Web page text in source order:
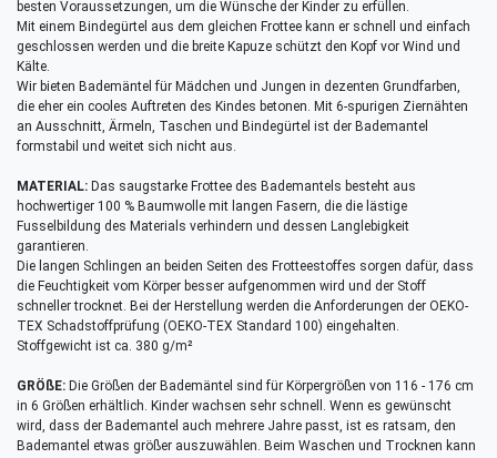
besten Voraussetzungen, um die Wünsche der Kinder zu erfüllen.
Mit einem Bindegürtel aus dem gleichen Frottee kann er schnell und einfach
geschlossen werden und die breite Kapuze schützt den Kopf vor Wind und
Kälte.
Wir bieten Bademäntel für Mädchen und Jungen in dezenten Grundfarben,
die eher ein cooles Auftreten des Kindes betonen. Mit 6-spurigen Ziernähten
an Ausschnitt, Ärmeln, Taschen und Bindegürtel ist der Bademantel
formstabil und weitet sich nicht aus.
MATERIAL: Das saugstarke Frottee des Bademantels besteht aus
hochwertiger 100 % Baumwolle mit langen Fasern, die die lästige
Fusselbildung des Materials verhindern und dessen Langlebigkeit
garantieren.
Die langen Schlingen an beiden Seiten des Frotteestoffes sorgen dafür, dass
die Feuchtigkeit vom Körper besser aufgenommen wird und der Stoff
schneller trocknet. Bei der Herstellung werden die Anforderungen der OEKO-
TEX Schadstoffprüfung (OEKO-TEX Standard 100) eingehalten.
Stoffgewicht ist ca. 380 g/m²
GRÖßE: Die Größen der Bademäntel sind für Körpergrößen von 116 - 176 cm
in 6 Größen erhältlich. Kinder wachsen sehr schnell. Wenn es gewünscht
wird, dass der Bademantel auch mehrere Jahre passt, ist es ratsam, den
Bademantel etwas größer auszuwählen. Beim Waschen und Trocknen kann